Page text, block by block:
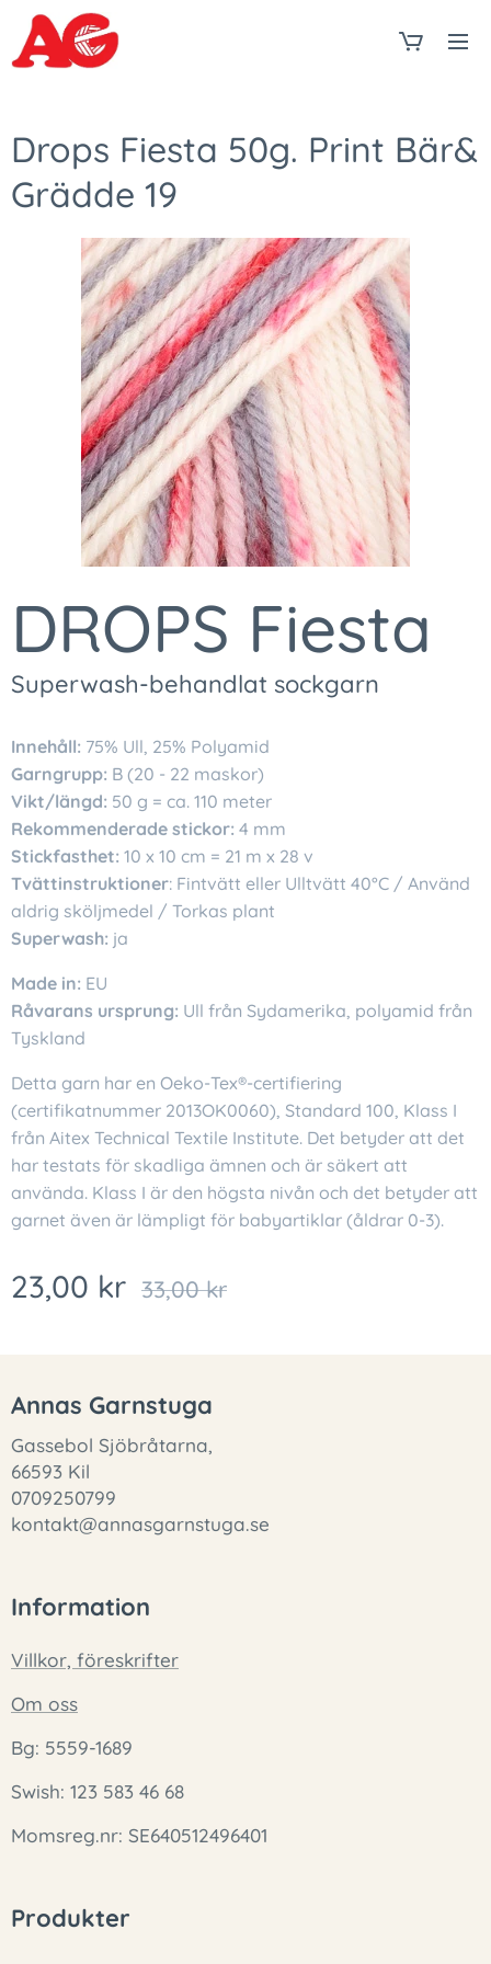
Drops Fiesta 50g. Print Bär&
Grädde 19
DROPS Fiesta
Superwash-behandlat sockgarn
Innehåll: 75% Ull, 25% Polyamid
Garngrupp: B (20 - 22 maskor)
Vikt/längd: 50 g = ca. 110 meter
Rekommenderade stickor: 4 mm
Stickfasthet: 10 x 10 cm = 21 m x 28 v
Tvättinstruktioner: Fintvätt eller Ulltvätt 40°C / Använd
aldrig sköljmedel / Torkas plant
Superwash: ja
Made in: EU
Råvarans ursprung: Ull från Sydamerika, polyamid från
Tyskland
Detta garn har en Oeko-Tex®-certifiering
(certifikatnummer 2013OK0060), Standard 100, Klass I
från Aitex Technical Textile Institute. Det betyder att det
har testats för skadliga ämnen och är säkert att
använda. Klass I är den högsta nivån och det betyder att
garnet även är lämpligt för babyartiklar (åldrar 0-3).
23,00 kr 33,00kr
Annas Garnstuga
Gassebol Sjöbråtarna,
66593 Kil
0709250799
kontakt@annasgarnstuga.se
Information
Villkor, föreskrifter
Om oss
Bg: 5559-1689
Swish: 123 583 46 68
Momsreg.nr: SE640512496401
Produkter